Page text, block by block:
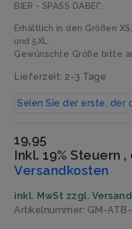
BIER - SPASS DABEI".
Erhältlich in den Größen XS,
und 5XL.
Gewünschte Größe bitte
Lieferzeit: 2-3 Tage
Seien Sie der erste,
19,95
Inkl. 19% Steuern ,
Versandkosten
inkl. MwSt zzgl.
Artikelnummer: GM-